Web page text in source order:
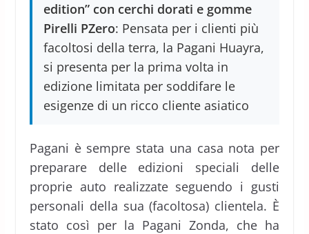
edition” con cerchi dorati e gomme
Pirelli PZero: Pensata per i clienti più
facoltosi della terra, la Pagani Huayra,
si presenta per la prima volta in
edizione limitata per soddifare le
esigenze di un ricco cliente asiatico
Pagani è sempre stata una casa nota per
preparare delle edizioni speciali delle
proprie auto realizzate seguendo i gusti
personali della sua (facoltosa) clientela. È
stato così per la Pagani Zonda, che ha